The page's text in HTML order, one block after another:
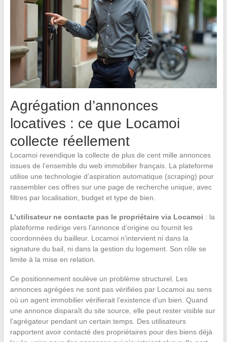
Agrégation d’annonces
locatives : ce que Locamoi
collecte réellement
Locamoi revendique la collecte de plus de cent mille annonces
issues de l’ensemble du web immobilier français. La plateforme
utilise une technologie d’aspiration automatique (scraping) pour
rassembler ces offres sur une page de recherche unique, avec
filtres par localisation, budget et type de bien.
L’utilisateur ne contacte pas le propriétaire via Locamoi : la
plateforme redirige vers l’annonce d’origine ou fournit les
coordonnées du bailleur. Locamoi n’intervient ni dans la
signature du bail, ni dans la gestion du logement. Son rôle se
limite à la mise en relation.
Ce positionnement soulève un problème structurel. Les
annonces agrégées ne sont pas vérifiées par Locamoi au sens
où un agent immobilier vérifierait l’existence d’un bien. Quand
une annonce disparaît du site source, elle peut rester visible sur
l’agrégateur pendant un certain temps. Des utilisateurs
rapportent avoir contacté des propriétaires pour des biens déjà